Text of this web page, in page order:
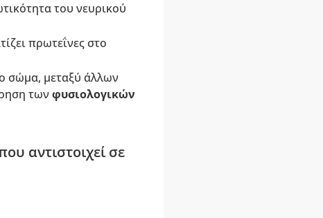
του νευρικού
πρωτεΐνες στο
σώμα, μεταξύ άλλων
τωνφυσιολογικών
αντιστοιχεί σε